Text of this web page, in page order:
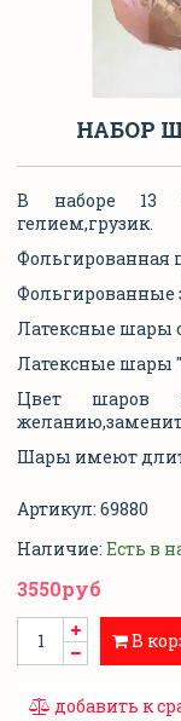
НАБОР
В наборе 13
гелием,грузик.
Фольгированная
Фольгированные
Латексные шары
Латексные шары
Цвет шаров
Шары имеют
Артикул: 69880
Наличие: Есть в
3550руб
В
добавить к